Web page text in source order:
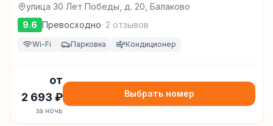
улица 30 Лет Победы, д. 20, Балаково
9.6 Превосходно· 2 отзывов
Wi-Fi Парковка Кондиционер
от
2 693 ₽
за ночь
Выбрать номер